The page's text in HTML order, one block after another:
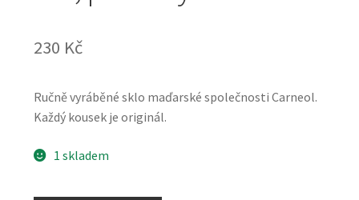
230 Kč
Ručně vyráběné sklo maďarské společnosti Carneol.
Každý kousek je originál.
1 skladem